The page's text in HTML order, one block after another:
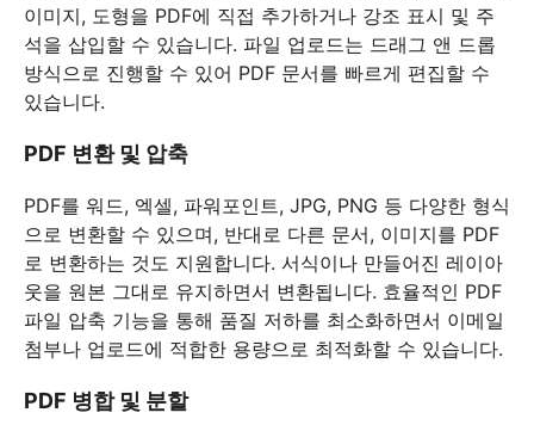
이미지, 도형을 PDF에 직접 추가하거나 강조 표시 및 주
석을 삽입할 수 있습니다. 파일 업로드는 드래그 앤 드롭
방식으로 진행할 수 있어 PDF 문서를 빠르게 편집할 수
있습니다.
PDF 변환 및 압축
PDF를 워드, 엑셀, 파워포인트, JPG, PNG 등 다양한 형식
으로 변환할 수 있으며, 반대로 다른 문서, 이미지를 PDF
로 변환하는 것도 지원합니다. 서식이나 만들어진 레이아
웃을 원본 그대로 유지하면서 변환됩니다. 효율적인 PDF
파일 압축 기능을 통해 품질 저하를 최소화하면서 이메일
첨부나 업로드에 적합한 용량으로 최적화할 수 있습니다.
PDF 병합 및 분할